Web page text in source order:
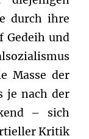
durch ihre
Gedeih und
Masse der
je nach der
– sich
Kritik